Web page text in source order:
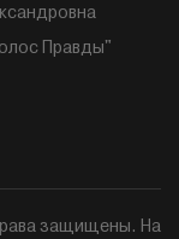
Правды"
защищены. На